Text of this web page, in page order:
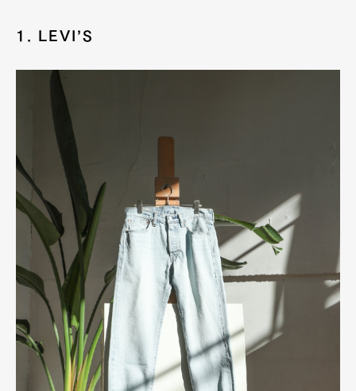
1. LEVI’S